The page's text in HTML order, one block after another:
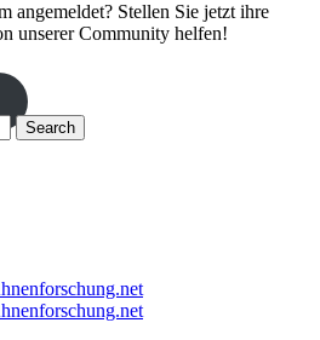
angemeldet? Stellen Sie jetzt ihre
unserer Community helfen!
Search